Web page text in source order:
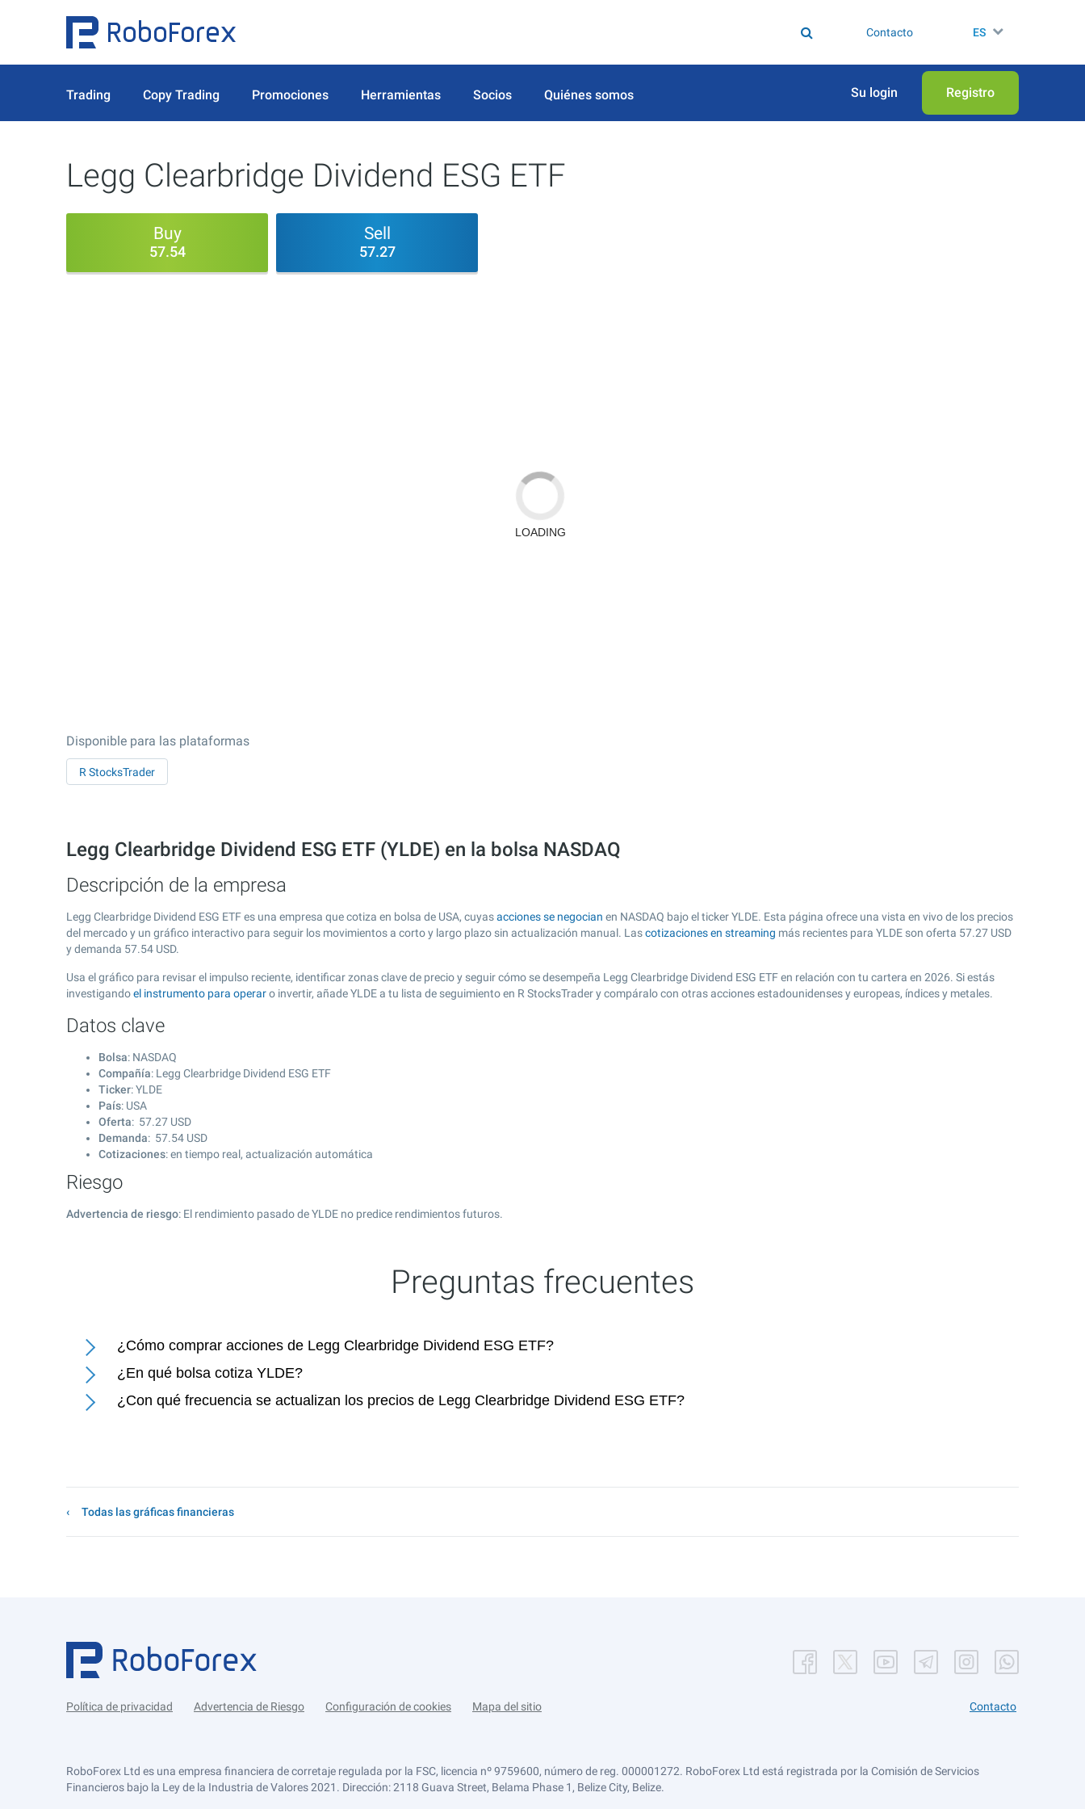
Contacto ES
Trading Copy Trading Promociones Herramientas Socios Quiénes somos Su login Registro
Legg Clearbridge Dividend ESG ETF
Buy
57.54
Sell
57.27
Disponible para las plataformas
R StocksTrader
Legg Clearbridge Dividend ESG ETF (YLDE) en la bolsa NASDAQ
Descripción de la empresa
Legg Clearbridge Dividend ESG ETF es una empresa que cotiza en bolsa de USA, cuyasacciones se negocian en NASDAQ bajo el ticker YLDE. Esta página ofrece una vista en vivo de los precios
del mercado y un gráfico interactivo para seguir los movimientos a corto y largo plazo sin actualización manual. Lascotizaciones en streaming más recientes para YLDE son oferta 57.27 USD
y demanda 57.54 USD.
Usa el gráfico para revisar el impulso reciente, identificar zonas clave de precio y seguir cómo se desempeña Legg Clearbridge Dividend ESG ETF en relación con tu cartera en 2026. Si estás
investigandoel instrumento para operaro invertir, añade YLDE a tu lista de seguimiento en R StocksTrader y compáralo con otras acciones estadounidenses y europeas, índices y metales.
Datos clave
Bolsa: NASDAQ
Compañía: Legg Clearbridge Dividend ESG ETF
Ticker: YLDE
País: USA
Oferta: 57.27 USD
Demanda: 57.54 USD
Cotizaciones: en tiempo real, actualización automática
Riesgo
Advertencia de riesgo: El rendimiento pasado de YLDE no predice rendimientos futuros.
Preguntas frecuentes
¿Cómo comprar acciones de Legg Clearbridge Dividend ESG ETF?
¿En qué bolsa cotiza YLDE?
¿Con qué frecuencia se actualizan los precios de Legg Clearbridge Dividend ESG ETF?
Todas las gráficas financieras
Política de privacidad Advertencia de Riesgo Configuración de cookies Mapa del sitio Contacto
RoboForex Ltd es una empresa financiera de corretaje regulada por la FSC, licencia nº 9759600, número de reg. 000001272. RoboForex Ltd está registrada por la Comisión de Servicios
Financieros bajo la Ley de la Industria de Valores 2021. Dirección: 2118 Guava Street, Belama Phase 1, Belize City, Belize.